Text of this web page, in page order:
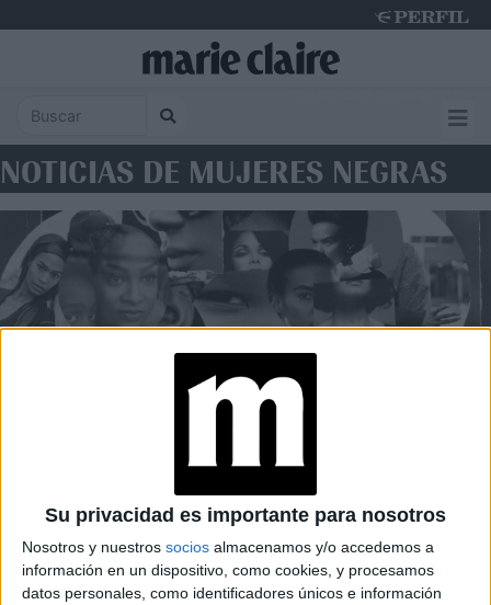
Su privacidad es importante para nosotros
Nosotros y nuestros socios almacenamos y/o accedemos a
información en un dispositivo, como cookies, y procesamos
datos personales, como identificadores únicos e información
NOTICIAS DE MUJERES NEGRAS
Racismo en Argentina: la
realidad de mujeres
afrodescendientes, de pueblos
originarios e inmigrantes